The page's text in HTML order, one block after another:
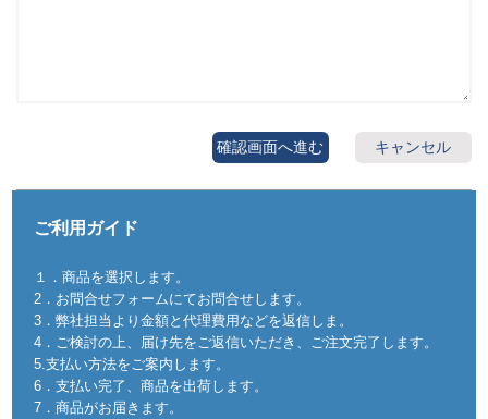
キャンセル
確認画面へ進む
ご利用ガイド
１．商品を選択します。
2．お問合せフォームにてお問合せします。
3．弊社担当より金額と代理費用などを返信しま。
4．ご検討の上、届け先をご返信いただき、ご注文完了します。
5.支払い方法をご案内します。
6．支払い完了、商品を出荷します。
7．商品がお届きます。